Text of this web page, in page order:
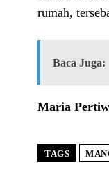
rumah,
Baca Juga:
Maria
TAGS